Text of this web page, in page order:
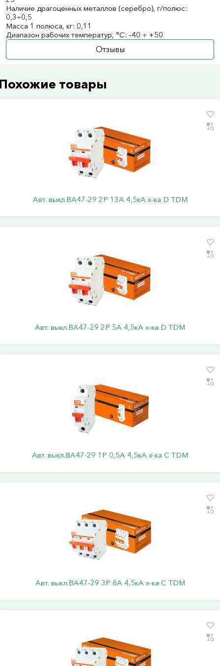
Наличие драгоценных металлов (серебро), г/полюс:
0,3÷0,5
Масса 1 полюса, кг: 0,11
Диапазон рабочих температур, °С: –40 ÷ +50
Отзывы
товары
Авт. выкл.ВА47-29 2Р 13А 4,5кА х-ка D TDM
Авт. выкл.ВА47-29 2Р 5А 4,5кА х-ка D TDM
Авт. выкл.ВА47-29 1Р 0,5А 4,5кА х-ка С TDM
Авт. выкл.ВА47-29 3Р 8А 4,5кА х-ка С TDM